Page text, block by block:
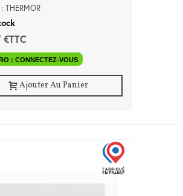
THERMOR
€TTC
: CONNECTEZ-VOUS
Ajouter Au Panier